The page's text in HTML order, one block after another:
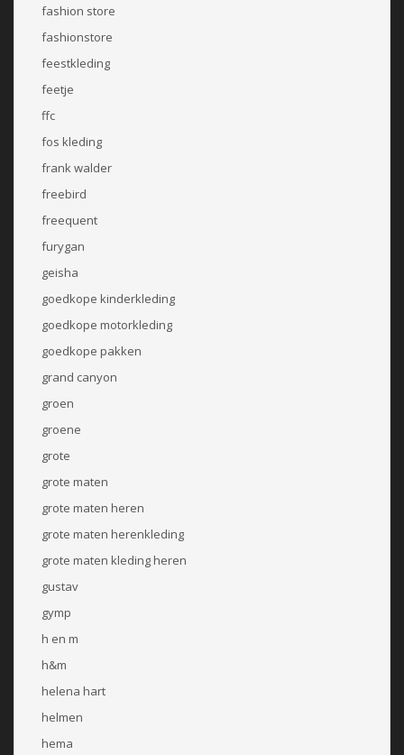
fashion store
fashionstore
feestkleding
feetje
ffc
fos kleding
frank walder
freebird
freequent
furygan
geisha
goedkope kinderkleding
goedkope motorkleding
goedkope pakken
grand canyon
groen
groene
grote
grote maten
grote maten heren
grote maten herenkleding
grote maten kleding heren
gustav
gymp
h en m
h&m
helena hart
helmen
hema